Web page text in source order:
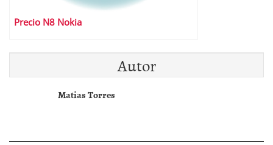
Precio N8 Nokia
Autor
Matias Torres